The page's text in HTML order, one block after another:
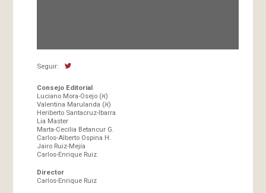
Seguir:
Consejo Editorial
Luciano Mora-Osejo (א)
Valentina Marulanda (א)
Heriberto Santacruz-Ibarra
Lia Master
Marta-Cecilia Betancur G.
Carlos-Alberto Ospina H.
Jairo Ruiz-Mejía
Carlos-Enrique Ruiz.
Director
Carlos-Enrique Ruiz